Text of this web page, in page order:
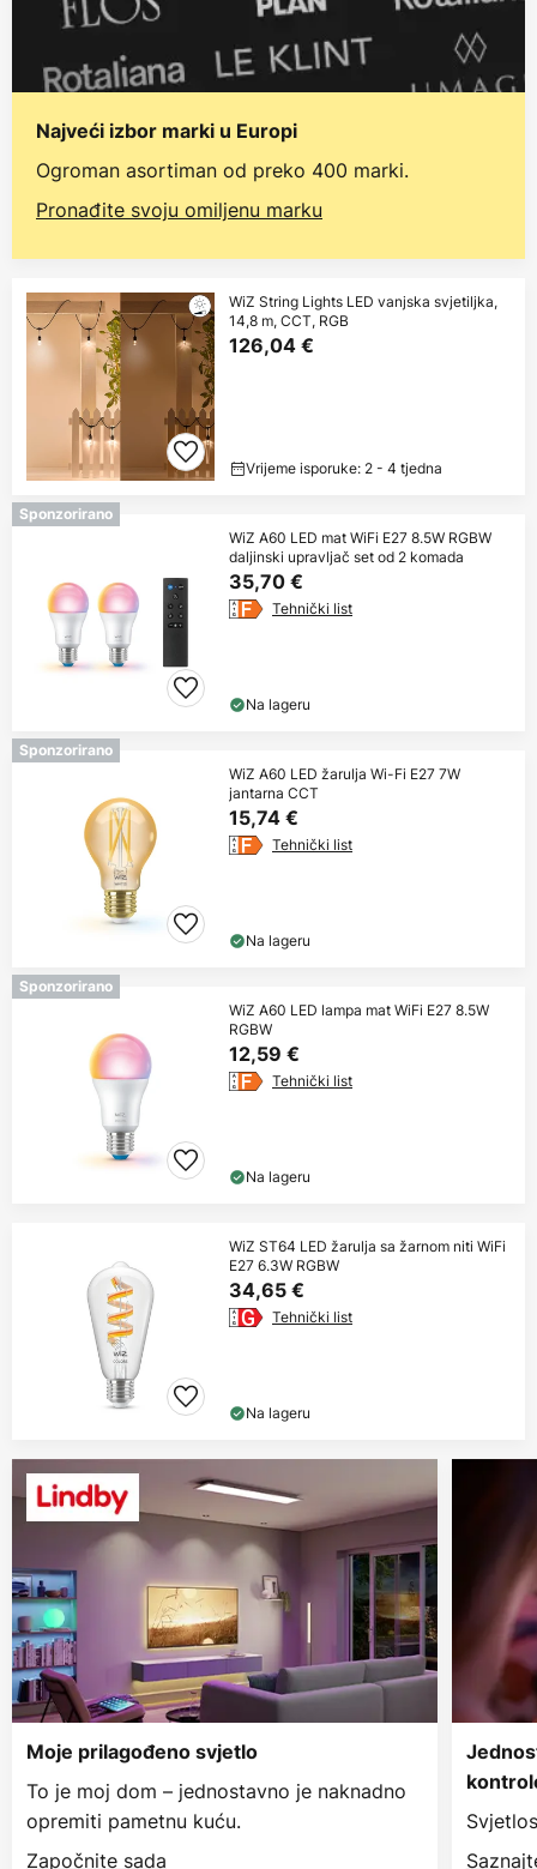
Najveći izbor marki u Europi
Ogroman asortiman od preko 400 marki.
Pronađite svoju omiljenu marku
WiZ String Lights LED vanjska svjetiljka,
14,8 m, CCT, RGB
126,04 €
Vrijeme isporuke: 2 - 4 tjedna
Sponzorirano
WiZ A60 LED mat WiFi E27 8.5W RGBW
daljinski upravljač set od 2 komada
35,70 €
Tehnički list
Na lageru
Sponzorirano
WiZ A60 LED žarulja Wi-Fi E27 7W
jantarna CCT
15,74 €
Tehnički list
Na lageru
Sponzorirano
WiZ A60 LED lampa mat WiFi E27 8.5W
RGBW
12,59 €
Tehnički list
Na lageru
WiZ ST64 LED žarulja sa žarnom niti WiFi
E27 6.3W RGBW
34,65 €
Tehnički list
Na lageru
Moje prilagođeno svjetlo
To je moj dom – jednostavno je naknadno
opremiti pametnu kuću.
Započnite sada